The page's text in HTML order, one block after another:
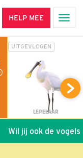
HELP MEE
UITGEVLOGEN
LEPELAAR
Wil jij ook de vogels